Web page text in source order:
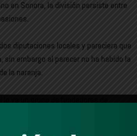
en Sonora, la división persiste entre
diputaciones locales y pareciera que
embargo al parecer no ha habido la
la naranja.
ve un grupo de fundadores de
que han llegado de otros partidos a
opción viable.